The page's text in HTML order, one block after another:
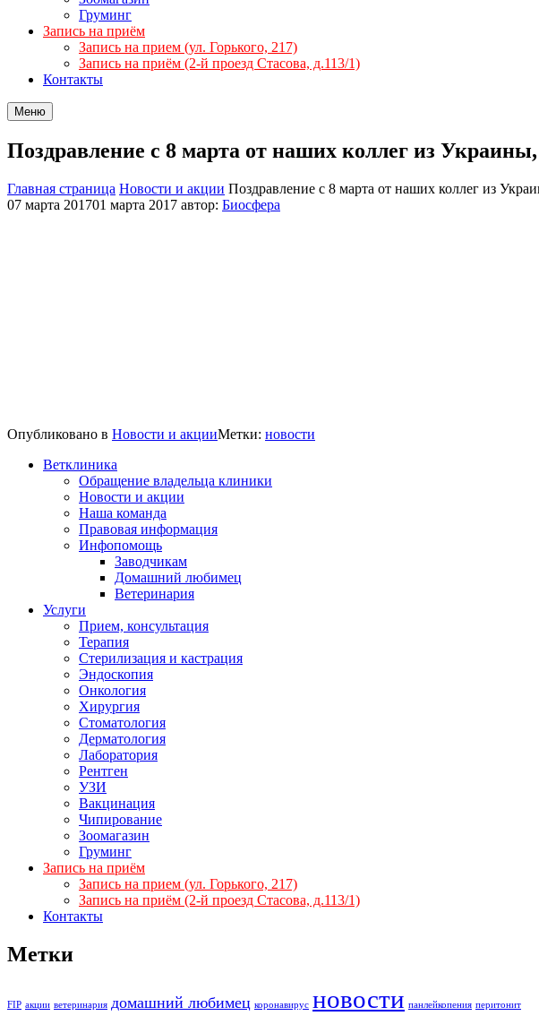
Груминг
Запись на приём
Запись на прием (ул. Горького, 217)
Запись на приём (2-й проезд Стасова, д.113/1)
Контакты
Меню
Поздравление с 8 марта от наших коллег из
Главная страница Новости и акции Поздравление с 8 марта от наших коллег из
07 марта 201701 марта 2017 автор: Биосфера
Опубликовано в Новости и акцииМетки: новости
Ветклиника
Обращение владельца клиники
Новости и акции
Наша команда
Правовая информация
Инфопомощь
Заводчикам
Домашний любимец
Ветеринария
Услуги
Прием, консультация
Терапия
Стерилизация и кастрация
Эндоскопия
Онкология
Хирургия
Стоматология
Дерматология
Лаборатория
Рентген
УЗИ
Вакцинация
Чипирование
Зоомагазин
Груминг
Запись на приём
Запись на прием (ул. Горького, 217)
Запись на приём (2-й проезд Стасова, д.113/1)
Контакты
Метки
FIP акции ветеринария домашний любимец коронавирус новости панлейкопения перитонит